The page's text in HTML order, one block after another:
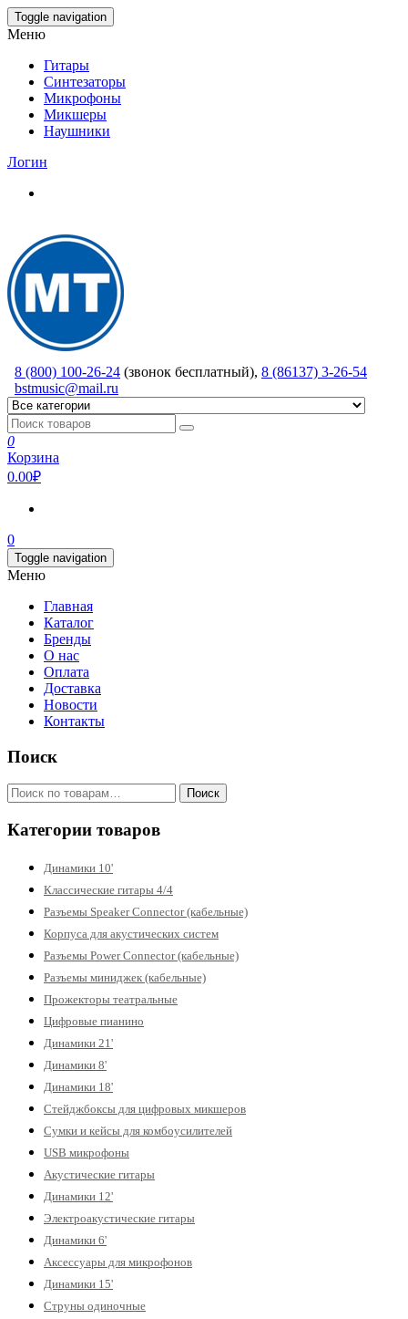
Skip
to
content
Toggle navigation
Меню
Гитары
Синтезаторы
Микрофоны
Микшеры
Наушники
Логин
8 (800) 100-26-24 (звонок бесплатный), 8 (86137) 3-26-54
bstmusic@mail.ru
0
Корзина
0.00₽
0
Toggle navigation
Меню
Главная
Каталог
Бренды
О нас
Оплата
Доставка
Новости
Контакты
Поиск
Искать: Поиск
Категории товаров
Динамики 10'
Классические гитары 4/4
Разъемы Speaker Connector (кабельные)
Корпуса для акустических систем
Разъемы Power Connector (кабельные)
Разъемы миниджек (кабельные)
Прожекторы театральные
Цифровые пианино
Динамики 21'
Динамики 8'
Динамики 18'
Стейджбоксы для цифровых микшеров
Сумки и кейсы для комбоусилителей
USB микрофоны
Акустические гитары
Динамики 12'
Электроакустические гитары
Динамики 6'
Аксессуары для микрофонов
Динамики 15'
Струны одиночные